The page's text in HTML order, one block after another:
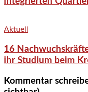
Aktuell
16
ihr Studium beim
Kommentar